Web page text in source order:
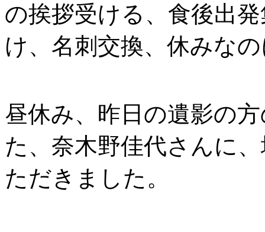
の挨拶受ける、食後出
け、名刺交換、休みな
昼休み、昨日の遺影の
た、奈木野佳代さんに
ただきました。